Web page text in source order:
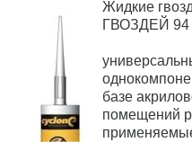
Жидкие
ГВОЗДЕЙ 94
базе
помещений